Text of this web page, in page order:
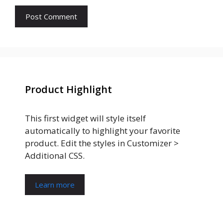
Product Highlight
This first widget will style itself
automatically to highlight your favorite
product. Edit the styles in Customizer >
Additional CSS.
Learn more